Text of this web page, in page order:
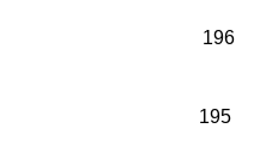
196
(Pfalz) 195